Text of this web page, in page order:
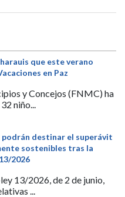
que este verano
en Paz
y Concejos (FNMC) ha
niño...
destinar el superávit
sostenibles tras la
2026
13/2026, de 2 de junio,
...